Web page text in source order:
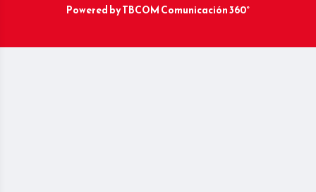
Powered byTBCOM Comunicación 360°